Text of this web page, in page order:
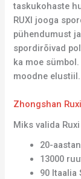
taskukohaste
RUXI jooga
pühendumust
spordirõivad
ka moe
moodne elustiil.
Zhongshan
Miks valida
20-
13000
90 Itaalia